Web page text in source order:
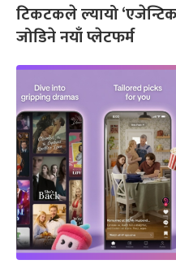
टिकटकले ल्यायो
जोडिने नयाँ प्लेटफर्म